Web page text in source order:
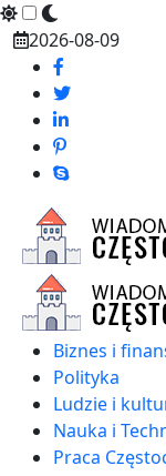
Skip
content
2026-08-09
Biznes i
Polityka
Ludzie i
Nauka i
Praca